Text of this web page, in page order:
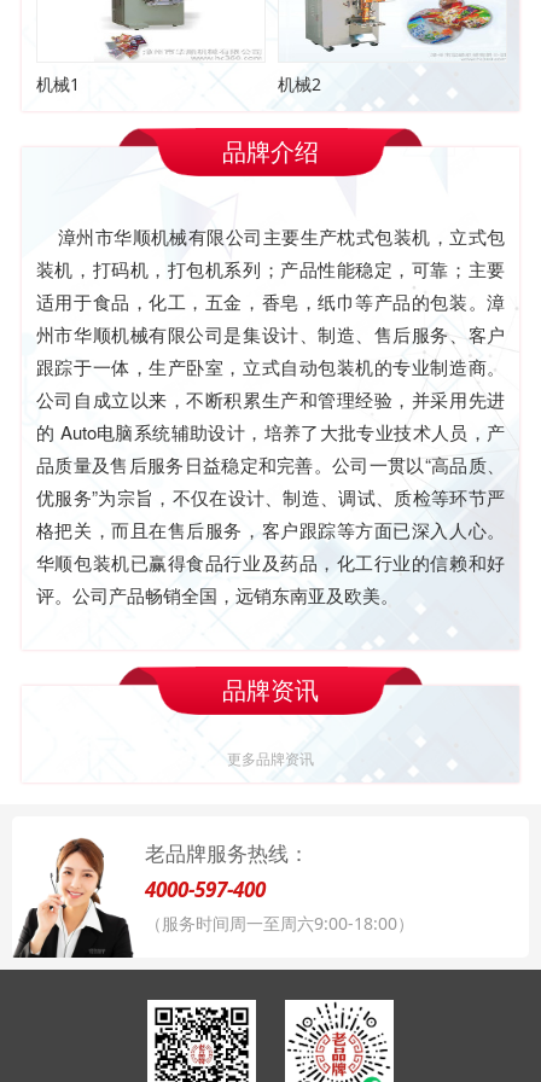
机械1 机械2
品牌介绍
漳州市华顺机械有限公司主要生产枕式包装机，立式包
装机，打码机，打包机系列；产品性能稳定，可靠；主要
适用于食品，化工，五金，香皂，纸巾等产品的包装。漳
州市华顺机械有限公司是集设计、制造、售后服务、客户
跟踪于一体，生产卧室，立式自动包装机的专业制造商。
公司自成立以来，不断积累生产和管理经验，并采用先进
的 Auto电脑系统辅助设计，培养了大批专业技术人员，产
品质量及售后服务日益稳定和完善。公司一贯以“高品质、
优服务”为宗旨，不仅在设计、制造、调试、质检等环节严
格把关，而且在售后服务，客户跟踪等方面已深入人心。
华顺包装机已赢得食品行业及药品，化工行业的信赖和好
评。公司产品畅销全国，远销东南亚及欧美。
品牌资讯
更多品牌资讯
老品牌服务热线：
4000-597-400
（服务时间周一至周六9:00-18:00）